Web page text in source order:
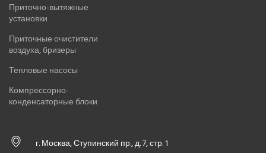
Приточно-вытяжные
установки
Приточные очистители
воздуха, бризеры
Тепловые насосы
Компрессорно-
конденсаторные блоки
г. Москва, Ступинский пр., д. 7, стр. 1